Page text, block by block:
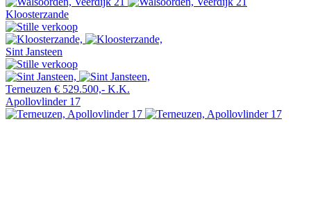
Kloosterzande
Sint Jansteen
Terneuzen € 529.500,- K.K.
Apollovlinder 17